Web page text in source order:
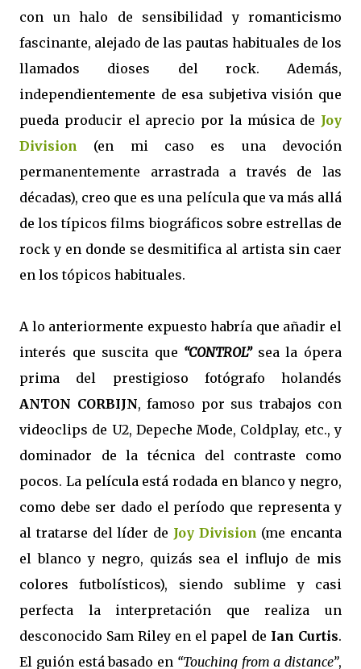
con un halo de sensibilidad y romanticismo
fascinante, alejado de las pautas habituales de los
llamados dioses del rock. Además,
independientemente de esa subjetiva visión que
pueda producir el aprecio por la música de Joy
Division
(en mi caso es una devoción
permanentemente arrastrada a través de las
décadas), creo que es una película que va más allá
de los típicos films biográficos sobre estrellas de
rock y en donde se desmitifica al artista sin caer
en los tópicos habituales.
A lo anteriormente expuesto habría que añadir el
interés que suscita que “CONTROL” sea la ópera
prima del prestigioso fotógrafo holandés
ANTON CORBIJN, famoso por sus trabajos con
videoclips de U2, Depeche Mode, Coldplay, etc., y
dominador de la técnica del contraste como
pocos. La película está rodada en blanco y negro,
como debe ser dado el período que representa y
al tratarse del líder de Joy Division (me encanta
el blanco y negro, quizás sea el influjo de mis
colores futbolísticos), siendo sublime y casi
perfecta la interpretación que realiza un
desconocido Sam Riley en el papel de Ian Curtis.
El guión está basado en “Touching from a distance”,